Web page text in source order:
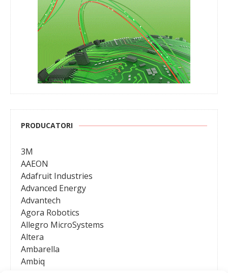
PRODUCATORI
3M
AAEON
Adafruit Industries
Advanced Energy
Advantech
Agora Robotics
Allegro MicroSystems
Altera
Ambarella
Ambiq